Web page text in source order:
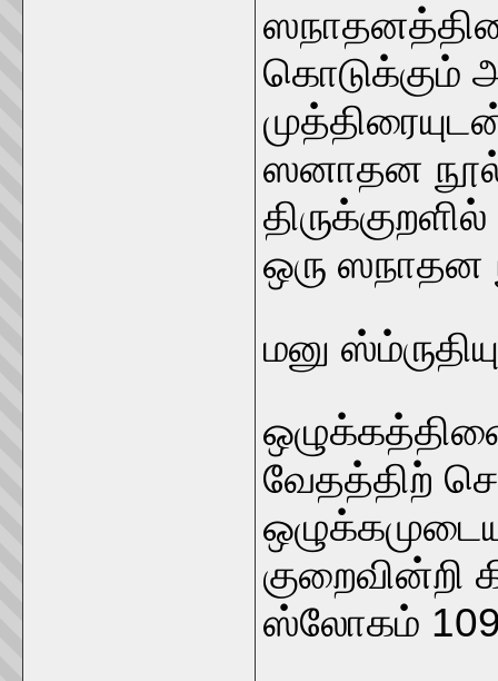
கொடுக்கும்
ஸனாதன
ஒரு ஸநாதன
மனு
வேதத்திற்
குறைவின்றி
ஸ்லோகம்